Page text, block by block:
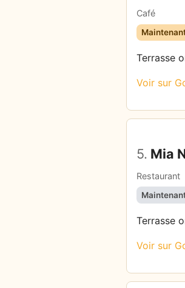
Café
Terrasse
Voir sur
5. Mia
Restaurant
Terrasse
Voir sur